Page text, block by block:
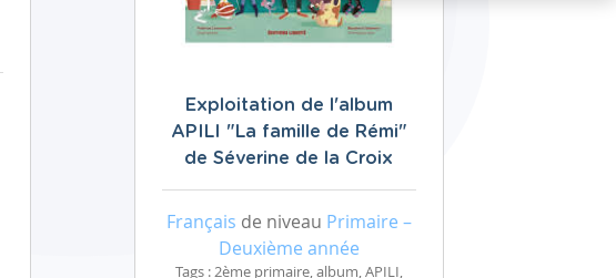
Exploitation de l'album
APILI "La famille de Rémi"
de Séverine de la Croix
Français de niveau Primaire –
Deuxième année
Tags : 2ème primaire, album, APILI,